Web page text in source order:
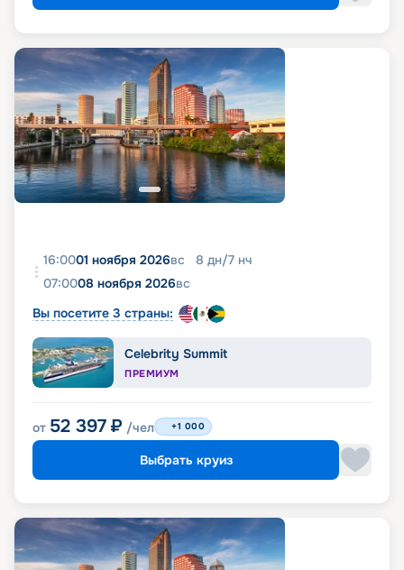
16:0001 ноября 2026вс 8 дн/7 нч
07:0008 ноября 2026вс
Вы посетите 3 страны:
Celebrity Summit
ПРЕМИУМ
от 52 397 ₽ /чел +1 000
Выбрать круиз